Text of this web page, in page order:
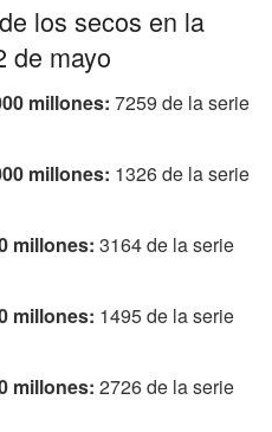
los secos en la
de mayo
millones:7259 de la serie
millones: 1326 de la serie
millones: 3164 de la serie
millones: 1495 de la serie
millones:2726 de la serie